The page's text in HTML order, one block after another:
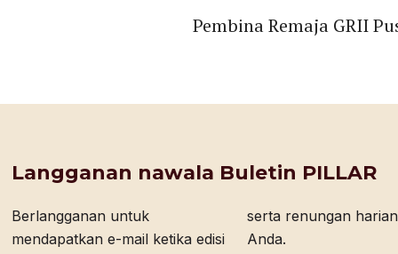
Pembina Remaja GRII
Langganan nawala Buletin PILLAR
Berlangganan untuk
mendapatkan e-mail ketika edisi
serta renungan harian bagi
Anda.